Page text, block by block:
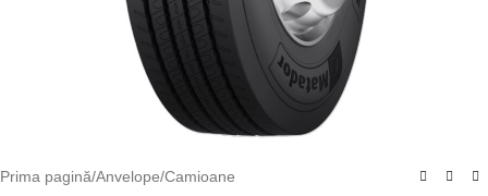
Prima pagină/Anvelope/Camioane